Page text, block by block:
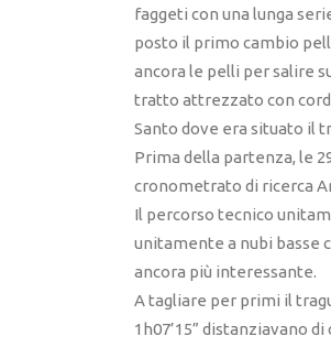
faggeti con una lunga
posto il primo cambio
ancora le pelli per salire
tratto attrezzato con
Santo dove era situato il
Prima della partenza, le
cronometrato di ricerca
Il percorso tecnico
unitamente a nubi basse
ancora più interessante.
A tagliare per primi il
1h07’15” distanziavano